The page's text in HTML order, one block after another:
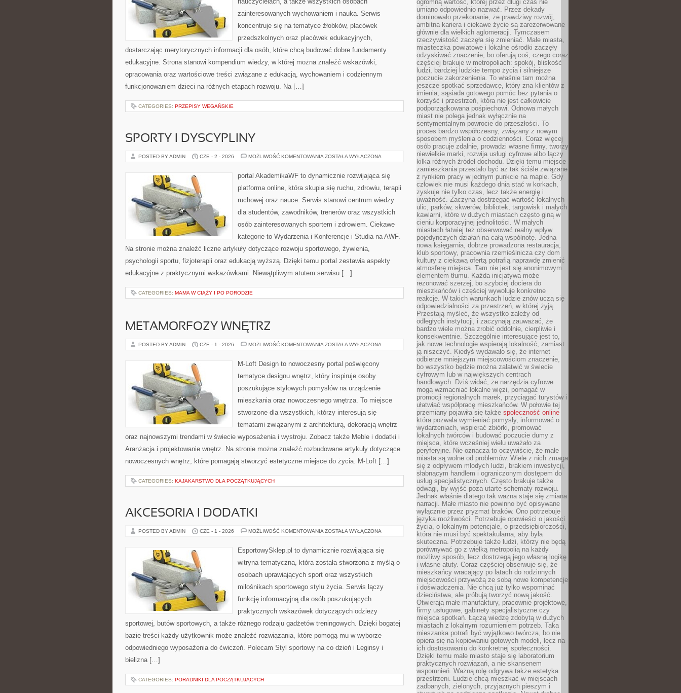
zainteresowanych wychowaniem i nauką. Serwis
koncentruje się na tematyce żłobków, placówek
przedszkolnych oraz placówek edukacyjnych,
dostarczając merytorycznych informacji dla osób, które chcą budować dobre fundamenty
edukacyjne. Strona stanowi kompendium wiedzy, w której można znaleźć wskazówki,
opracowania oraz wartościowe treści związane z edukacją, wychowaniem i codziennym
funkcjonowaniem dzieci na różnych etapach rozwoju. Na […]
CATEGORIES: PRZEPISY WEGAŃSKIE
SPORTY I DYSCYPLINY
POSTED BY ADMIN CZE - 2 - 2026 MOŻLIWOŚĆ KOMENTOWANIA SPORTY
ZOSTAŁA WYŁĄCZONA
portal AkademikaWF to dynamicznie rozwijająca się
platforma online, która skupia się ruchu, zdrowiu, terapii
ruchowej oraz nauce. Serwis stanowi centrum wiedzy
dla studentów, zawodników, trenerów oraz wszystkich
osób zainteresowanych sportem i zdrowiem. Ciekawe
kategorie to Wydarzenia i Konferencje i Studia na AWF.
Na stronie można znaleźć liczne artykuły dotyczące rozwoju sportowego, żywienia,
psychologii sportu, fizjoterapii oraz edukacją wyższą. Dzięki temu portal zestawia aspekty
edukacyjne z praktycznymi wskazówkami. Niewątpliwym atutem serwisu […]
CATEGORIES: MAMA W CIĄŻY I PO PORODZIE
METAMORFOZY WNĘTRZ
POSTED BY ADMIN CZE - 1 - 2026 MOŻLIWOŚĆ KOMENTOWANIA METAMORFOZY
ZOSTAŁA WYŁĄCZONA
M-Loft Design to nowoczesny portal poświęcony
tematyce designu wnętrz, który inspiruje osoby
poszukujące stylowych pomysłów na urządzenie
mieszkania oraz nowoczesnego wnętrza. To miejsce
stworzone dla wszystkich, którzy interesują się
tematami związanymi z architekturą, dekoracją wnętrz
oraz najnowszymi trendami w świecie wyposażenia i wystroju. Zobacz także Meble i dodatki i
Aranżacja i projektowanie wnętrz. Na stronie można znaleźć rozbudowane artykuły dotyczące
nowoczesnych wnętrz, które pomagają stworzyć estetyczne miejsce do życia. M-Loft […]
CATEGORIES: KAJAKARSTWO DLA POCZĄTKUJĄCYCH
AKCESORIA I DODATKI
POSTED BY ADMIN CZE - 1 - 2026 MOŻLIWOŚĆ KOMENTOWANIA AKCESORIA
ZOSTAŁA WYŁĄCZONA
EsportowySklep.pl to dynamicznie rozwijająca się
witryna tematyczna, która została stworzona z myślą o
osobach uprawiających sport oraz wszystkich
miłośnikach sportowego stylu życia. Serwis łączy
funkcję informacyjną dla osób poszukujących
praktycznych wskazówek dotyczących odzieży
sportowej, butów sportowych, a także różnego rodzaju gadżetów treningowych. Dzięki bogatej
bazie treści każdy użytkownik może znaleźć rozwiązania, które pomogą mu w wyborze
odpowiedniego wyposażenia do ćwiczeń. Polecam Styl sportowy na co dzień i Leginsy i
bielizna […]
CATEGORIES: PORADNIKI DLA POCZĄTKUJĄCYCH
ogromną wartość, której przez długi czas nie
umiano odpowiednio nazwać. Przez dekady
dominowało przekonanie, że prawdziwy rozwój,
ambitna kariera i ciekawe życie są zarezerwowane
głównie dla wielkich aglomeracji. Tymczasem
rzeczywistość zaczęła się zmieniać. Małe miasta,
miasteczka powiatowe i lokalne ośrodki zaczęły
odzyskiwać znaczenie, bo oferują coś, czego coraz
częściej brakuje w metropoliach: spokój, bliskość
ludzi, bardziej ludzkie tempo życia i silniejsze
poczucie zakorzenienia. To właśnie tam można
jeszcze spotkać sprzedawcę, który zna klientów z
imienia, sąsiada gotowego pomóc bez pytania o
korzyść i przestrzeń, która nie jest całkowicie
podporządkowana pośpiechowi. Odnowa małych
miast nie polega jednak wyłącznie na
sentymentalnym powrocie do przeszłości. To
proces bardzo współczesny, związany z nowym
sposobem myślenia o codzienności. Coraz więcej
osób pracuje zdalnie, prowadzi własne firmy, tworzy
niewielkie marki, rozwija usługi cyfrowe albo łączy
kilka różnych źródeł dochodu. Dzięki temu miejsce
zamieszkania przestało być aż tak ściśle związane
z rynkiem pracy w jednym punkcie na mapie. Gdy
człowiek nie musi każdego dnia stać w korkach,
zyskuje nie tylko czas, lecz także energię i
uważność. Zaczyna dostrzegać wartość lokalnych
ulic, parków, skwerów, bibliotek, targowisk i małych
kawiarni, które w dużych miastach często giną w
cieniu korporacyjnej jednolitości. W małych
miastach łatwiej też obserwować realny wpływ
pojedynczych działań na całą wspólnotę. Jedna
nowa księgarnia, dobrze prowadzona restauracja,
klub sportowy, pracownia rzemieślnicza czy dom
kultury z ciekawą ofertą potrafią naprawdę zmienić
atmosferę miejsca. Tam nie jest się anonimowym
elementem tłumu. Każda inicjatywa może
rezonować szerzej, bo szybciej dociera do
mieszkańców i częściej wywołuje konkretne
reakcje. W takich warunkach ludzie znów uczą się
odpowiedzialności za przestrzeń, w której żyją.
Przestają myśleć, że wszystko zależy od
odległych instytucji, i zaczynają zauważać, że
bardzo wiele można zrobić oddolnie, cierpliwie i
konsekwentnie. Szczególnie interesujące jest to,
jak nowe technologie wspierają lokalność, zamiast
ją niszczyć. Kiedyś wydawało się, że internet
odbierze mniejszym miejscowościom znaczenie,
bo wszystko będzie można załatwić w świecie
cyfrowym lub w największych centrach
handlowych. Dziś widać, że narzędzia cyfrowe
mogą wzmacniać lokalne więzi, pomagać w
promocji regionalnych marek, przyciągać turystów i
ułatwiać współpracę mieszkańców. W połowie tej
przemiany pojawiła się także społeczność online
która pozwala wymieniać pomysły, informować o
wydarzeniach, wspierać zbiórki, promować
lokalnych twórców i budować poczucie dumy z
miejsca, które wcześniej wielu uważało za
peryferyjne. Nie oznacza to oczywiście, że małe
miasta są wolne od problemów. Wiele z nich zmaga
się z odpływem młodych ludzi, brakiem inwestycji,
słabnącym handlem i ograniczonym dostępem do
usług specjalistycznych. Często brakuje także
odwagi, by wyjść poza utarte schematy rozwoju.
Jednak właśnie dlatego tak ważna staje się zmiana
narracji. Małe miasto nie powinno być opisywane
wyłącznie przez pryzmat braków. Ono potrzebuje
języka możliwości. Potrzebuje opowieści o jakości
życia, o lokalnym potencjale, o przedsiębiorczości,
która nie musi być spektakularna, aby była
skuteczna. Potrzebuje także ludzi, którzy nie będą
porównywać go z wielką metropolią na każdy
możliwy sposób, lecz dostrzegą jego własną logikę
i własne atuty. Coraz częściej obserwuje się, że
mieszkańcy wracający po latach do rodzinnych
miejscowości przywożą ze sobą nowe kompetencje
i doświadczenia. Nie chcą już tylko wspominać
dzieciństwa, ale próbują tworzyć nową jakość.
Otwierają małe manufaktury, pracownie projektowe,
firmy usługowe, gabinety specjalistyczne czy
miejsca spotkań. Łączą wiedzę zdobytą w dużych
miastach z lokalnym rozumieniem potrzeb. Taka
mieszanka potrafi być wyjątkowo twórcza, bo nie
opiera się na kopiowaniu gotowych modeli, lecz na
ich dostosowaniu do konkretnej społeczności.
Dzięki temu małe miasto staje się laboratorium
praktycznych rozwiązań, a nie skansenem
wspomnień. Ważną rolę odgrywa także estetyka
przestrzeni. Ludzie chcą mieszkać w miejscach
zadbanych, zielonych, przyjaznych pieszym i